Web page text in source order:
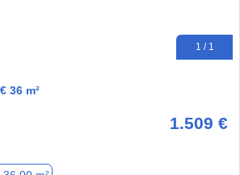
1 / 1
36 m²
1.509 €